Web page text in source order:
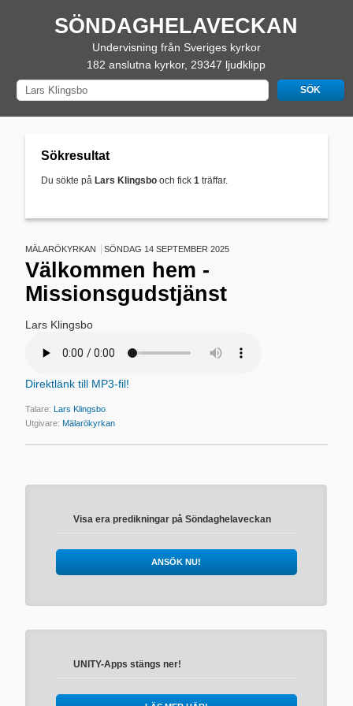
SÖNDAGHELAVECKAN
Undervisning från Sveriges kyrkor
182 anslutna kyrkor, 29347 ljudklipp
Sökresultat
Du sökte på Lars Klingsbo och fick1 träffar.
MÄLARÖKYRKAN SÖNDAG 14 SEPTEMBER 2025
Välkommen hem -
Missionsgudstjänst
Lars Klingsbo
Direktlänk till MP3-fil!
Talare:Lars Klingsbo
Utgivare:Mälarökyrkan
Visa era predikningar på Söndaghelaveckan
ANSÖK NU!
UNITY-Apps stängs ner!